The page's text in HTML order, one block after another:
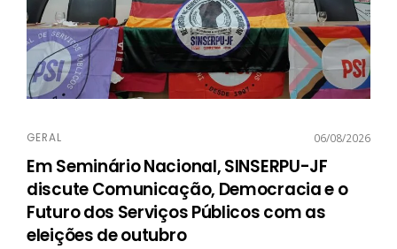
GERAL 06/08/2026
Em Seminário Nacional, SINSERPU-JF
discute Comunicação, Democracia e o
Futuro dos Serviços Públicos com as
eleições de outubro